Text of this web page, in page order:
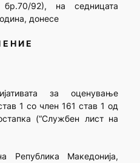
бр.70/92), на седницата
донесе
Н И Е
за оценување
1 со член 161 став 1 од
(“Службен лист на
Македонија,